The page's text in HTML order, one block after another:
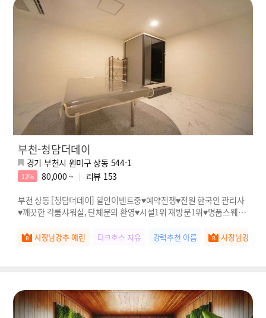
부천-청담더데이
경기 부천시 원미구 상동 544-1
12% 80,000 ~ 리뷰 153
부천 상동 [청담더데이] 할인이벤트중♥예약전쟁♥전원 한국인 관리사
♥깨끗한 각룸샤워실, 단체문의 환영♥시설1위 재방문1위♥명품스웨디
사장님강추 예린 다크호스 지유 강력추천 아름 사장님강추